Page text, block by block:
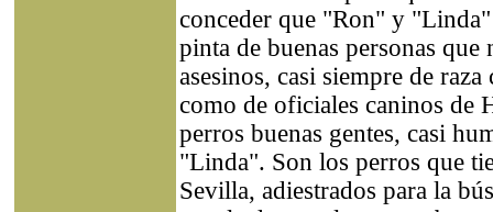
conceder que "Ron" y
pinta de buenas personas
asesinos, casi siempre de
como de oficiales caninos de
perros buenas gentes, casi
"Linda". Son los perros que
Sevilla, adiestrados para la